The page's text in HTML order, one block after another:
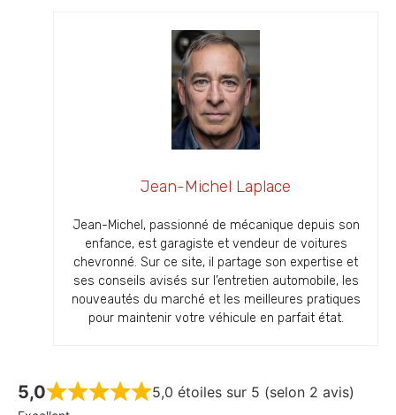
Jean-Michel Laplace
Jean-Michel, passionné de mécanique depuis son
enfance, est garagiste et vendeur de voitures
chevronné. Sur ce site, il partage son expertise et
ses conseils avisés sur l’entretien automobile, les
nouveautés du marché et les meilleures pratiques
pour maintenir votre véhicule en parfait état.
5,0 5,0 étoiles sur 5 (selon 2 avis)